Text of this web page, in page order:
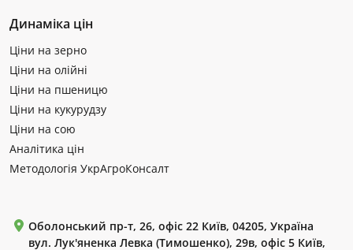
Динаміка цін
Ціни на зерно
Ціни на олійні
Ціни на пшеницю
Ціни на кукурудзу
Ціни на сою
Аналітика цін
Методологія УкрАгроКонсалт
Оболонський пр-т, 26, офіс 22 Київ, 04205, Україна
вул. Лук'яненка Левка (Тимошенко), 29в, офіс 5 Київ,